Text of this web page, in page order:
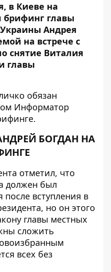
в Киеве на
брифинг главы
Андрея
на встрече с
снятие Виталия
главы
обязан
Информатор
БОГДАН НА
отметил, что
должен был
вступления в
но он этого
главы местных
сложить
всех без